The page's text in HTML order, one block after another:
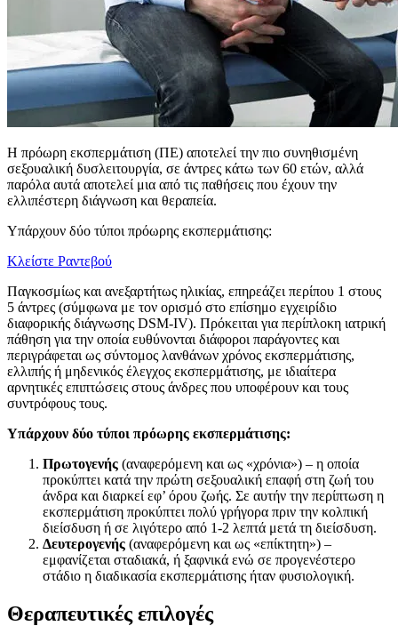
Η πρόωρη εκσπερμάτιση (ΠΕ) αποτελεί την πιο συνηθισμένη
σεξουαλική δυσλειτουργία, σε άντρες κάτω των 60 ετών, αλλά
παρόλα αυτά αποτελεί μια από τις παθήσεις που έχουν την
ελλιπέστερη διάγνωση και θεραπεία.
Υπάρχουν δύο τύποι πρόωρης εκσπερμάτισης:
Κλείστε Ραντεβού
Παγκοσμίως και ανεξαρτήτως ηλικίας, επηρεάζει περίπου 1 στους
5 άντρες (σύμφωνα με τον ορισμό στο επίσημο εγχειρίδιο
διαφορικής διάγνωσης DSM-IV). Πρόκειται για περίπλοκη ιατρική
πάθηση για την οποία ευθύνονται διάφοροι παράγοντες και
περιγράφεται ως σύντομος λανθάνων χρόνος εκσπερμάτισης,
ελλιπής ή μηδενικός έλεγχος εκσπερμάτισης, με ιδιαίτερα
αρνητικές επιπτώσεις στους άνδρες που υποφέρουν και τους
συντρόφους τους.
Υπάρχουν δύο τύποι πρόωρης εκσπερμάτισης:
Πρωτογενής (αναφερόμενη και ως «χρόνια») – η οποία
προκύπτει κατά την πρώτη σεξουαλική επαφή στη ζωή του
άνδρα και διαρκεί εφ’ όρου ζωής. Σε αυτήν την περίπτωση η
εκσπερμάτιση προκύπτει πολύ γρήγορα πριν την κολπική
διείσδυση ή σε λιγότερο από 1-2 λεπτά μετά τη διείσδυση.
Δευτερογενής (αναφερόμενη και ως «επίκτητη») –
εμφανίζεται σταδιακά, ή ξαφνικά ενώ σε προγενέστερο
στάδιο η διαδικασία εκσπερμάτισης ήταν φυσιολογική.
Θεραπευτικές επιλογές